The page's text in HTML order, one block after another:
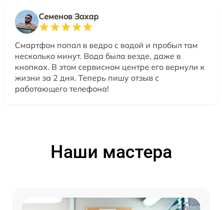
Семенов Захар
Смартфон попал в ведро с водой и пробыл там
несколько минут. Вода была везде, даже в
кнопках. В этом сервисном центре его вернули к
жизни за 2 дня. Теперь пишу отзыв с
работающего телефона!
Наши мастера